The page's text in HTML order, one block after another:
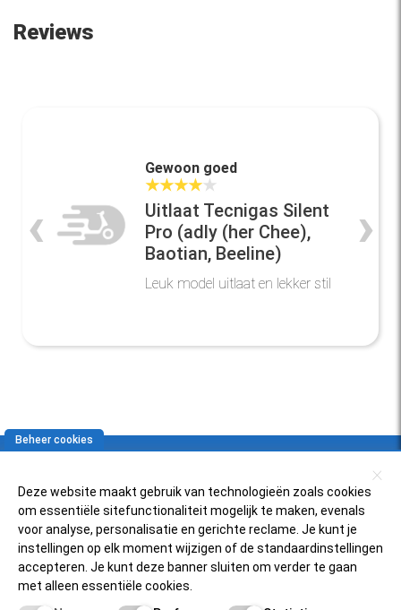
Reviews
Gewoon goed
★★★★★
Uitlaat Tecnigas Silent
Pro (adly (her Chee),
Baotian, Beeline)
Leuk model uitlaat en lekker stil
‹ ›
In NL en BE boven € 125,-
Klantenservice
Populaire scooters
Beheer cookies
Deze website maakt gebruik van technologieën zoals cookies
om essentiële sitefunctionaliteit mogelijk te maken, evenals
voor analyse, personalisatie en gerichte reclame. Je kunt je
instellingen op elk moment wijzigen of de standaardinstellingen
accepteren. Je kunt deze banner sluiten om verder te gaan
met alleen essentiële cookies.